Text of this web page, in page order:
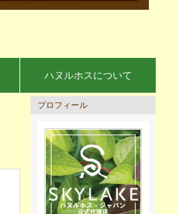
プロフィール
ハヌルホスについて